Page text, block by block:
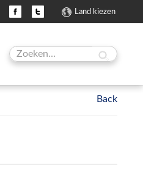
Land kiezen